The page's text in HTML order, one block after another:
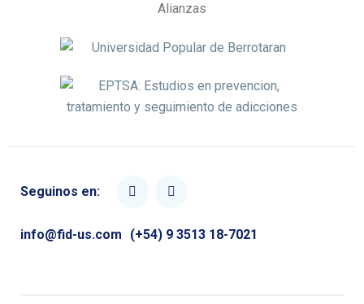
Alianzas
Seguinos en:
info@fid-us.com (+54) 9 3513 18-7021